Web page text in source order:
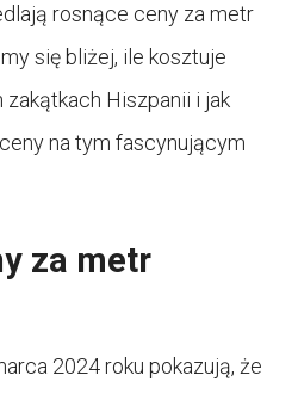
rosnące ceny za metr
się bliżej, ile kosztuje
Hiszpanii i jak
na tym fascynującym
za metr
2024 roku pokazują, że